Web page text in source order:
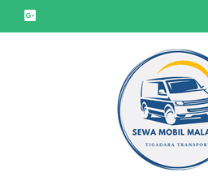
Lompat
ke